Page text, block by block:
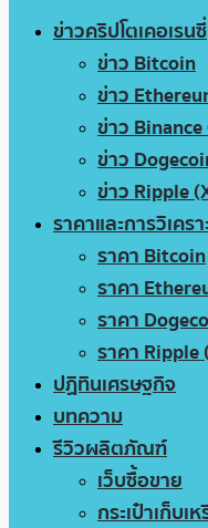
ข่าวคริปโตเคอเรนซี่
ข่าว Bitcoin
ข่าว
ข่าว
ข่าว
ข่าว Ripple
ราคาและการวิเคร
ราคา Bitcoin
ราคา
ราคา
ราคา Ripple
ปฏิทินเศรษฐกิจ
บทความ
รีวิวผลิตภัณฑ์
เว็บซื้อขาย
กระเป๋าเก็บเ